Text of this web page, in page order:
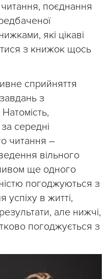
читання, поєднання
які цікаві
з книжок щось
сприйняття
з
середні
читання –
вільного
ще одного
погоджуються з
успіху в житті,
але нижчі,
погоджується з